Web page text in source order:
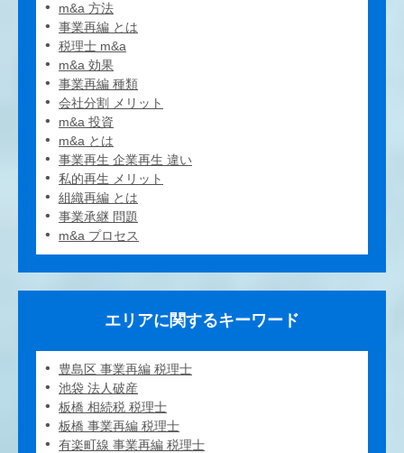
m&a 方法
事業再編 とは
税理士 m&a
m&a 効果
事業再編 種類
会社分割 メリット
m&a 投資
m&a とは
事業再生 企業再生 違い
私的再生 メリット
組織再編 とは
事業承継 問題
m&a プロセス
エリアに関するキーワード
豊島区 事業再編 税理士
池袋 法人破産
板橋 相続税 税理士
板橋 事業再編 税理士
有楽町線 事業再編 税理士